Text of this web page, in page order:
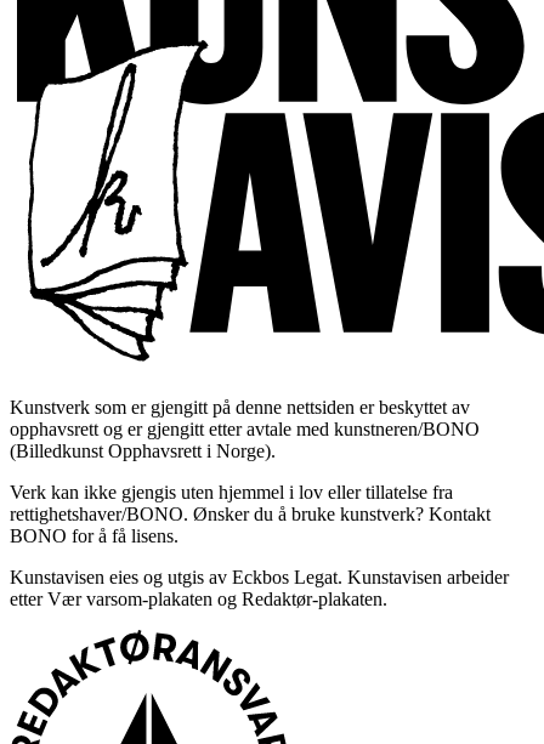
Kunstverk som er gjengitt på denne nettsiden er beskyttet av
opphavsrett og er gjengitt etter avtale med kunstneren/BONO
(Billedkunst Opphavsrett i Norge).
Verk kan ikke gjengis uten hjemmel i lov eller tillatelse fra
rettighetshaver/BONO. Ønsker du å bruke kunstverk? Kontakt
BONO for å få lisens.
Kunstavisen eies og utgis av Eckbos Legat. Kunstavisen arbeider
etter Vær varsom-plakaten og Redaktør-plakaten.